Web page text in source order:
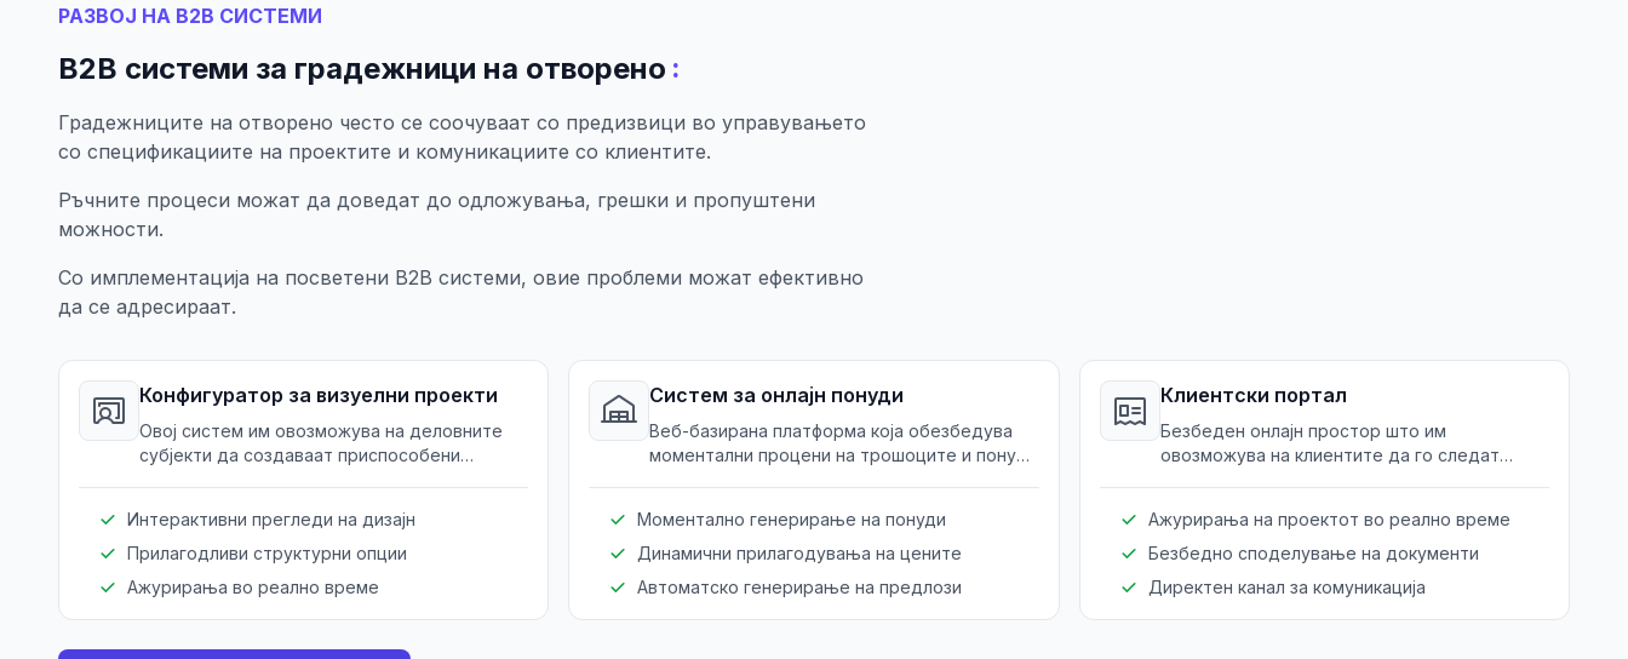
РАЗВОЈ НА B2B СИСТЕМИ
B2B системи за градежници на отворено :
Градежниците на отворено често се соочуваат со предизвици во управувањето
со спецификациите на проектите и комуникациите со клиентите.
Ръчните процеси можат да доведат до одложувања, грешки и пропуштени
можности.
Со имплементација на посветени B2B системи, овие проблеми можат ефективно
да се адресираат.
Конфигуратор за визуелни проекти
Овој систем им овозможува на деловните
субјекти да создаваат приспособени
елементи.
Интерактивни прегледи на дизајн
Прилагодливи структурни опции
Ажурирања во реално време
Систем за онлајн понуди
Веб-базирана платформа која обезбедува
моментални процени на трошоците и понуди
Моментално генерирање на понуди
Динамични прилагодувања на цените
Автоматско генерирање на предлози
Клиентски портал
Безбеден онлајн простор што им
овозможува на клиентите да го следат
ажурирања.
Ажурирања на проектот во реално време
Безбедно споделување на документи
Директен канал за комуникација